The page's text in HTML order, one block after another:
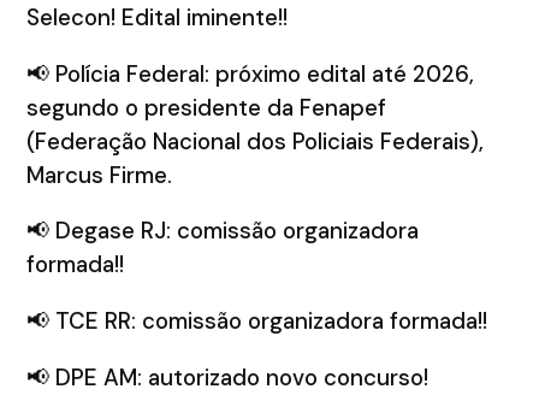
Selecon! Edital iminente!!
📢 Polícia Federal: próximo edital até 2026,
segundo o presidente da Fenapef
(Federação Nacional dos Policiais Federais),
Marcus Firme.
📢 Degase RJ: comissão organizadora
formada!!
📢 TCE RR: comissão organizadora formada!!
📢 DPE AM: autorizado novo concurso!